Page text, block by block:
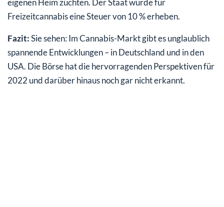
eigenen Heim züchten. Der Staat würde für
Freizeitcannabis eine Steuer von 10 % erheben.
Fazit:Sie sehen: Im Cannabis-Markt gibt es unglaublich
spannende Entwicklungen – in Deutschland und in den
USA. Die Börse hat die hervorragenden Perspektiven für
2022 und darüber hinaus noch gar nicht erkannt.